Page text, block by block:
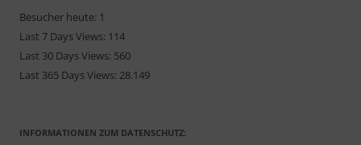
Besucher heute: 1
Last 7 Days Views: 114
Last 30 Days Views: 560
Last 365 Days Views: 28.149
INFORMATIONEN ZUM DATENSCHUTZ: